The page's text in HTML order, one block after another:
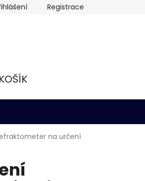
údajů Registrace
na určení